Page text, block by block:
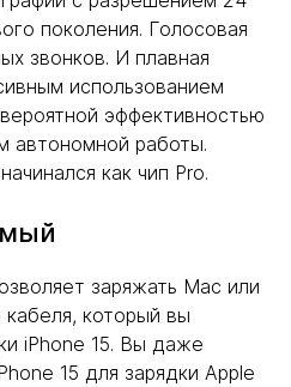
поколения. Голосовая
звонков. И плавная
использованием
эффективностью
автономной работы.
как чип Pro.
заряжать Mac или
который вы
iPhone 15. Вы даже
15 для зарядки Apple